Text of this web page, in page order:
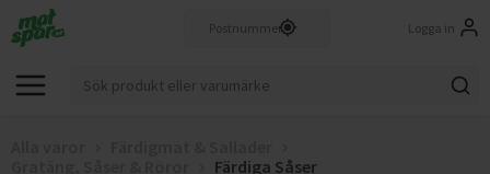
Logga in
Färdiga Såser